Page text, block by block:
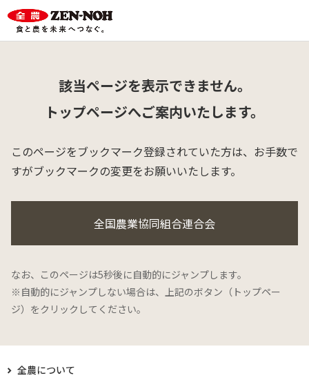
該当ページを表示できません。
トップページへご案内いたします。
このページをブックマーク登録されていた方は、 お手数で
すがブックマークの変更をお願いいたします。
全国農業協同組合連合会
なお、このページは5秒後に自動的にジャンプします。
※自動的にジャンプしない場合は、上記のボタン（トップペー
ジ）をクリックしてください。
全農について